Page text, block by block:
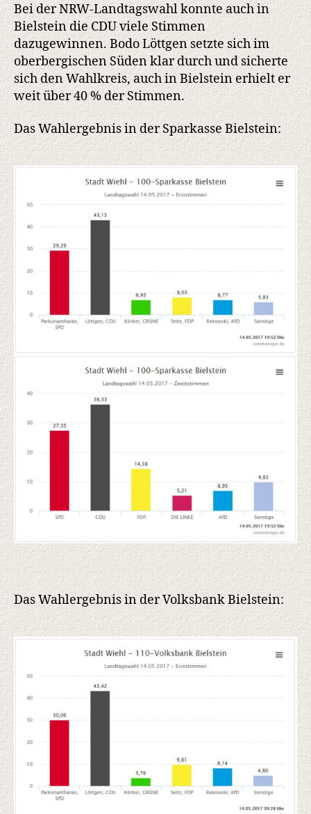
Bei der NRW-Landtagswahl konnte auch in
Bielstein die CDU viele Stimmen
dazugewinnen. Bodo Löttgen setzte sich im
oberbergischen Süden klar durch und sicherte
sich den Wahlkreis, auch in Bielstein erhielt er
weit über 40 % der Stimmen.
Das Wahlergebnis in der Sparkasse Bielstein:
Das Wahlergebnis in der Volksbank Bielstein: